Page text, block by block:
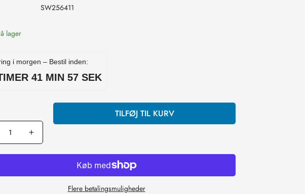
SW256411
lager
i morgen – Bestil inden:
41 MIN 56 SEK
TILFØJ TIL KURV
Flere betalingsmuligheder